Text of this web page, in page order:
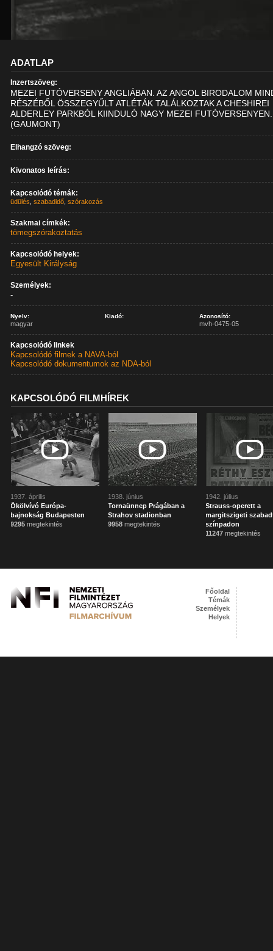
ADATLAP
Inzertszöveg:
MEZEI FUTÓVERSENY ANGLIÁBAN. AZ ANGOL BIRODALOM
RÉSZÉBŐL ÖSSZEGYŰLT ATLÉTÁK TALÁLKOZTAK A CHESHIREI
ALDERLEY PARKBÓL KIINDULÓ NAGY MEZEI FUTÓVERSENYEN.
(GAUMONT)
Elhangzó szöveg:
Kivonatos leírás:
Kapcsolódó témák:
üdülés ,szabadidő ,szórakozás
Szakmai címkék:
tömegszórakoztatás
Kapcsolódó helyek:
Egyesült Királyság
Személyek:
-
Nyelv:
magyar
Kiadó: Azonosító:
mvh-0475-05
Kapcsolódó linkek
Kapcsolódó filmek a NAVA-ból
Kapcsolódó dokumentumok az NDA-ból
KAPCSOLÓDÓ FILMHÍREK
1937. április
Ökölvívó Európa-
bajnokság Budapesten
9295 megtekintés
1938. június
Tornaünnep Prágában a
Strahov stadionban
9958 megtekintés
1942. július
Strauss-operett a
margitszigeti
színpadon
11247 megtekintés
Főoldal
Témák
Személyek
Helyek